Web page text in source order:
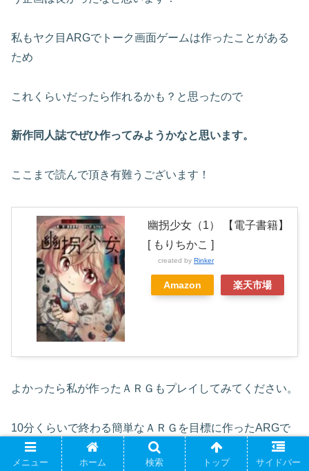
私もヤク目ARGでトーク画面ゲームは作ったことがある
ため
これくらいだったら作れるかも？と思ったので
新作同人誌でぜひ作ってみようかなと思います。
ここまで読んで頂き有難うございます！
幽拐少女（1） 【電子書籍】
[ もりちかこ ]
created by Rinker
Amazon 楽天市場
よかったら私が作ったＡＲＧもプレイしてみてください。
10分くらいで終わる簡単なＡＲＧを目標に作ったARGで
す。
メニュー ホーム 検索 トップ サイドバー